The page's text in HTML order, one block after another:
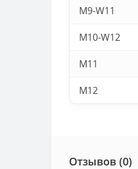
M9-W11
M10-W12
M11
M12
Отзывов (0)